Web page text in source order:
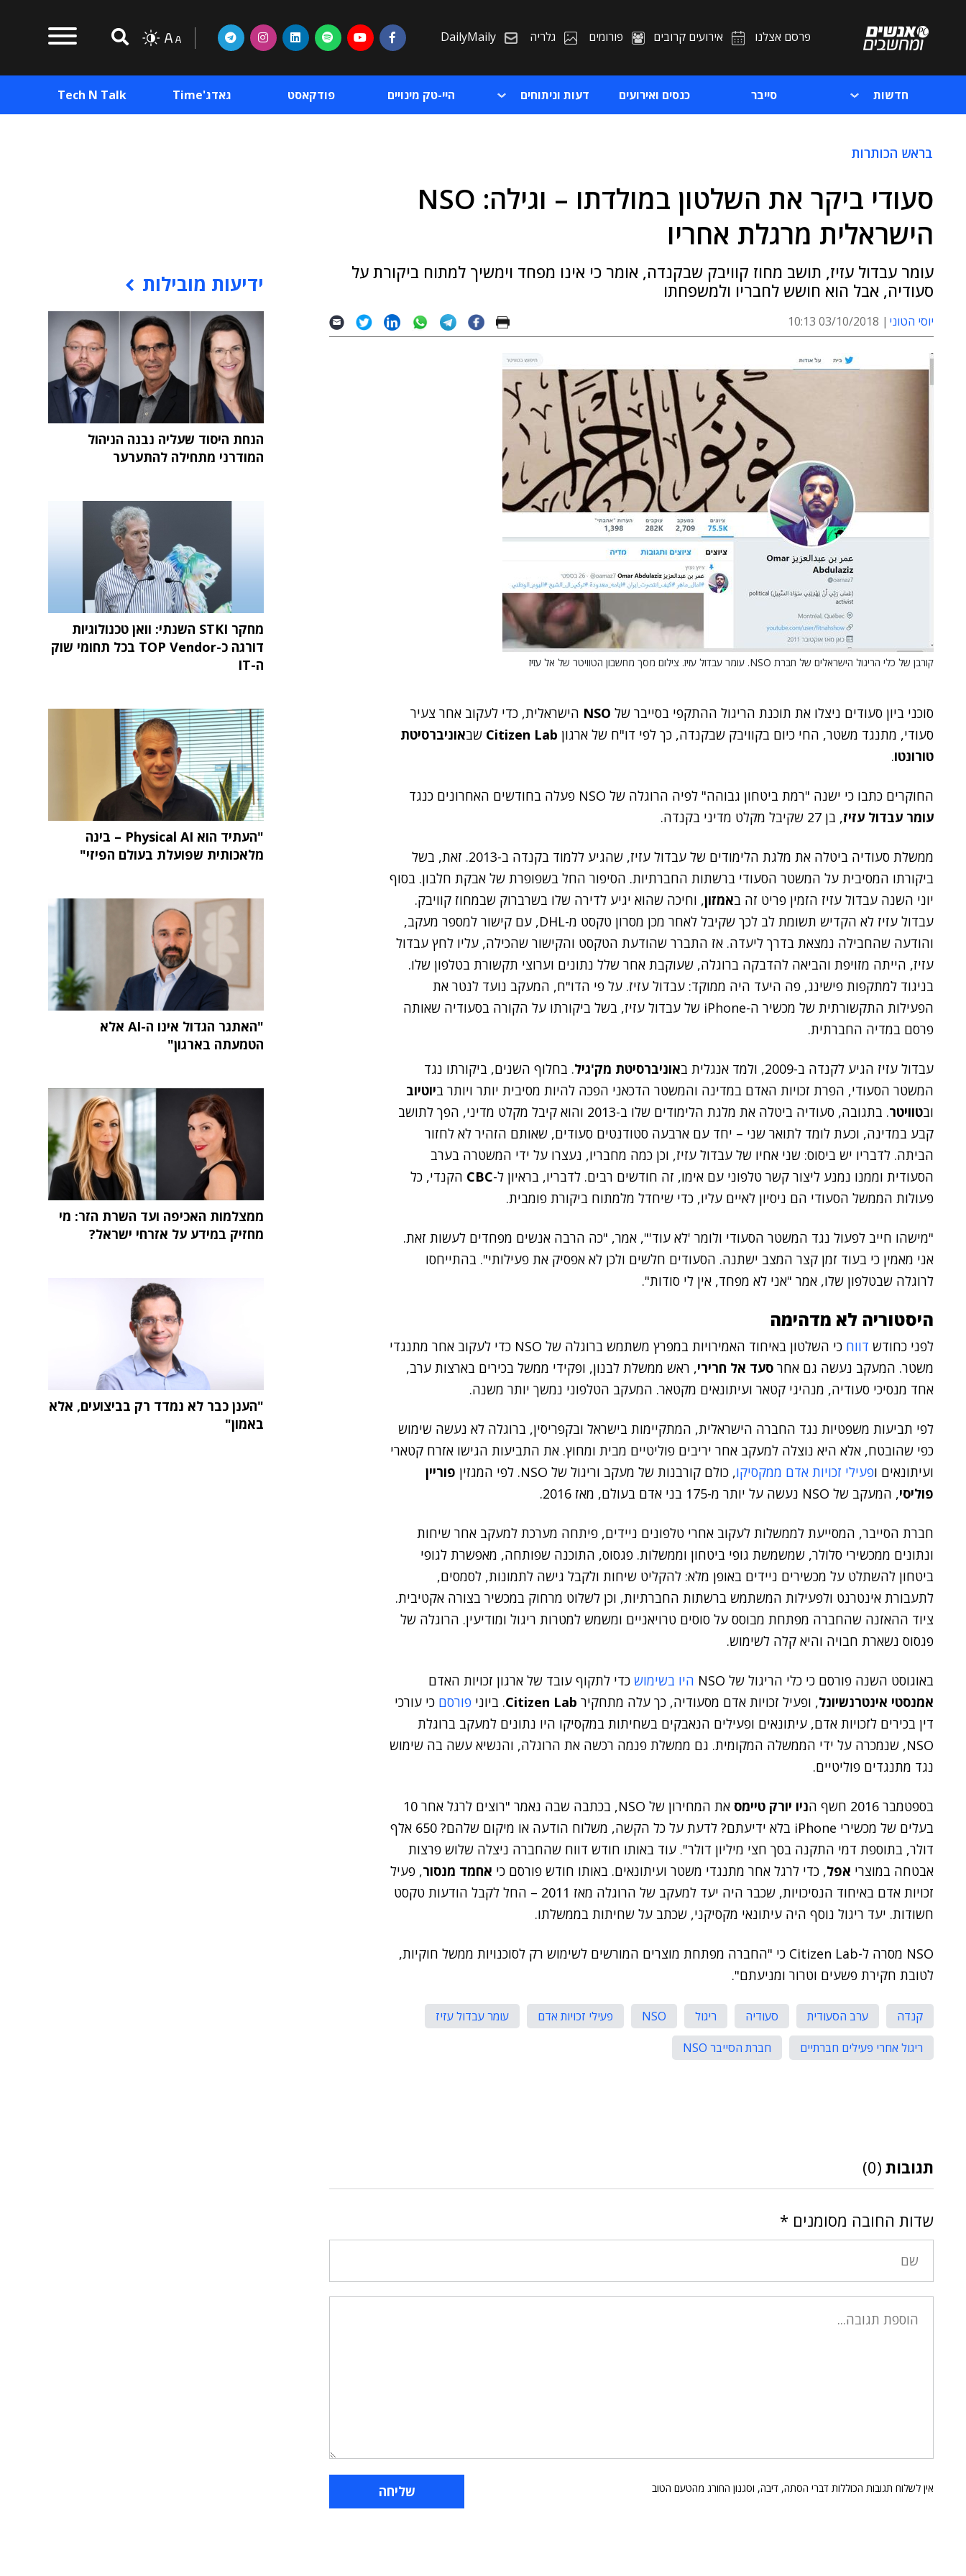
פרסם אצלנו אירועים קרובים פורומים גלריה DailyMaily
חדשות סייבר כנסים ואירועים דעות וניתוחים היי-טק מינויים פודקאסט גאדג'Time Tech N Talk
בראש הכותרות
סעודי ביקר את השלטון במולדתו – וגילה: NSO
הישראלית מרגלת אחריו
עומר עבדול עזיז, תושב מחוז קוויבק שבקנדה, אומר כי אינו מפחד וימשיך למתוח ביקורת על
סעודיה, אבל הוא חושש לחבריו ולמשפחתו
יוסי הטוני 03/10/2018 10:13
קורבן של כלי הריגול הישראלים של חברת NSO. עומר עבדול עזיז. צילום מסך מחשבון הטוויטר של אל עזיז
סוכני ביון סעודים ניצלו את תוכנת הריגול ההתקפי בסייבר של NSO הישראלית, כדי לעקוב אחר צעיר
סעודי, מתנגד משטר, החי כיום בקוויבק שבקנדה, כך לפי דו"ח של ארגון Citizen Lab שבאוניברסיטת
טורונטו.
החוקרים כתבו כי ישנה "רמת ביטחון גבוהה" לפיה הרוגלה של NSO פעלה בחודשים האחרונים כנגד
עומר עבדול עזיז, בן 27 שקיבל מקלט מדיני בקנדה.
ממשלת סעודיה ביטלה את מלגת הלימודים של עבדול עזיז, שהגיע ללמוד בקנדה ב-2013. זאת, בשל
ביקורתו המסיבית על המשטר הסעודי ברשתות החברתיות. הסיפור החל בשפופרת של אבקת חלבון. בסוף
יוני השנה עבדול עזיז הזמין פריט זה באמזון, וחיכה שהוא יגיע לדירה שלו בשרברוק שבמחוז קוויבק.
עבדול עזיז לא הקדיש תשומת לב לכך שקיבל לאחר מכן מסרון טקסט מ-DHL, עם קישור למספר מעקב,
והודעה שהחבילה נמצאת בדרך ליעדה. אז התברר שהודעת הטקסט והקישור שהכילה, עליו לחץ עבדול
עזיז, הייתה מזויפת והביאה להדבקה ברוגלה, שעוקבת אחר שלל נתונים וערוצי תקשורת בטלפון שלו.
בניגוד למתקפות פישינג, פה היעד היה ממוקד: עבדול עזיז. על פי הדו"ח, המעקב נועד לנטר את
הפעילות התקשורתית של מכשיר ה-iPhone של עבדול עזיז, בשל ביקורתו על הקורה בסעודיה שאותה
פרסם במדיה החברתית.
עבדול עזיז הגיע לקנדה ב-2009, ולמד אנגלית ב אוניברסיטת מק'גיל. בחלוף השנים, ביקורתו נגד
המשטר הסעודי, הפרת זכויות האדם במדינה והמשטר הדכאני הפכה להיות מסיבית יותר ויותר ביוטיוב
ובטוויטר
. בתגובה, סעודיה ביטלה את מלגת הלימודים שלו ב-2013 והוא קיבל מקלט מדיני, הפך לתושב
קבע במדינה, וכעת לומד לתואר שני – יחד עם ארבעה סטודנטים סעודים, שאותם הזהיר לא לחזור
הביתה. לדבריו יש ביסוס: שני אחיו של עבדול עזיז, וכן כמה מחבריו, נעצרו על ידי המשטרה בערב
הסעודית וממנו נמנע ליצור קשר טלפוני עם אימו, זה חודשים רבים. לדבריו, בראיון ל-CBC הקנדי, כל
פעולות הממשל הסעודי הם ניסיון לאיים עליו, כדי שיחדל מלמתוח ביקורת פומבית.
"מישהו חייב לפעול נגד המשטר הסעודי ולומר 'לא עוד'", אמר, "כה הרבה אנשים מפחדים לעשות זאת.
אני מאמין כי בעוד זמן קצר המצב ישתנה. הסעודים חלשים ולכן לא אפסיק את פעילותי". בהתייחסו
לרוגלה שבטלפון שלו, אמר "אני לא מפחד, אין לי סודות".
היסטוריה לא מדהימה
לפני כחודש דווח
כי השלטון באיחוד האמירויות במפרץ משתמש ברוגלה של NSO כדי לעקוב אחר מתנגדי
משטר. המעקב נעשה גם אחר סעד אל חרירי, ראש ממשלת לבנון, ופקידי ממשל בכירים בארצות ערב,
אחד מנסיכי סעודיה, מנהיגי קטאר ועיתונאים מקטאר. המעקב הטלפוני נמשך יותר משנה.
לפי תביעות משפטיות נגד החברה הישראלית, המתקיימות בישראל ובקפריסין, ברוגלה לא נעשה שימוש
כפי שהובטח, אלא היא נוצלה למעקב אחר יריבים פוליטיים מבית ומחוץ. את התביעות הגישו אזרח קטארי
ועיתונאים ופעילי זכויות אדם ממקסיקו, כולם קורבנות של מעקב וריגול של NSO. לפי המגזין
פוריין
פוליסי, המעקב של NSO נעשה על יותר מ-175 בני אדם בעולם, מאז 2016.
חברת הסייבר, המסייעת לממשלות לעקוב אחרי טלפונים ניידים, פיתחה מערכת למעקב אחר שיחות
ונתונים ממכשירי סלולר, שמשמשת גופי ביטחון וממשלות. פגסוס, התוכנה שפותחה, מאפשרת לגופי
ביטחון להשתלט על מכשירים ניידים באופן מלא: להקליט שיחות ולקבל גישה לתמונות, לסמסים,
לתעבורת אינטרנט ולפעילות המשתמש ברשתות החברתיות, וכן לשלוט מרחוק במכשיר בצורה אקטיבית.
ציוד ההאזנה שהחברה מפתחת מבוסס על סוסים טרויאניים ומשמש למטרות ריגול ומודיעין. הרוגלה של
פגסוס נשארת חבויה והיא קלה לשימוש.
באוגוסט השנה פורסם כי כלי הריגול של NSO היו בשימוש כדי לתקוף עובד של ארגון זכויות האדם
אמנסטי אינטרנשיונל, ופעיל זכויות אדם מסעודיה, כך עלה מתחקיר Citizen Lab. ביוני פורסם כי עורכי
דין בכירים לזכויות אדם, עיתונאים ופעילים הנאבקים בשחיתות במקסיקו היו נתונים למעקב ברוגלת
NSO, שנמכרה על ידי הממשלה המקומית. גם ממשלת פנמה רכשה את הרוגלה, והנשיא עשה בה שימוש
נגד מתנגדים פוליטיים.
בספטמבר 2016 חשף ה ניו יורק טיימס
את המחירון של NSO, בכתבה שבה נאמר "רוצים לרגל אחר 10
בעלים של מכשירי iPhone בלא ידיעתם? לדעת על כל הקשה, משלוח הודעה או מיקום שלהם? 650 אלף
דולר, בתוספת דמי התקנה בסך חצי מיליון דולר". עוד באותו חודש דווח שהחברה ניצלה שלוש פרצות
אבטחה במוצרי אפל, כדי לרגל אחר מתנגדי משטר ועיתונאים. באותו חודש פורסם כי אחמד מנסור, פעיל
זכויות אדם באיחוד הנסיכויות, שכבר היה יעד למעקב של הרוגלה מאז 2011 – החל לקבל הודעות טקסט
חשודות. יעד ריגול נוסף היה עיתונאי מקסיקני, שכתב על שחיתות בממשלתו.
NSO מסרה ל-Citizen Lab כי "החברה מפתחת מוצרים המורשים לשימוש רק לסוכנויות ממשל חוקיות,
לטובת חקירת פשעים וטרור ומניעתם".
קנדה ערב הסעודית סעודיה ריגול NSO פעילי זכויות אדם
עומר עבדול עזיז
ריגול אחרי פעילים חברתיים
חברת הסייבר NSO
תגובות (0)
שדות החובה מסומנים *
אין לשלוח תגובות הכוללות דברי הסתה, דיבה, וסגנון החורג מהטעם הטוב
ידיעות מובילות
הנחת היסוד שעליה נבנה הניהול
המודרני מתחילה להתערער
מחקר STKI השנתי: וואן טכנולוגיות
דורגה כ-TOP Vendor בכל תחומי שוק
ה-IT
"העתיד הוא Physical AI – בינה
מלאכותית שפועלת בעולם הפיזי"
"האתגר הגדול אינו ה-AI אלא
הטמעתה בארגון"
ממצלמות האכיפה ועד השרת הזר: מי
מחזיק במידע על אזרחי ישראל?
"הענן כבר לא נמדד רק בביצועים, אלא
באמון"